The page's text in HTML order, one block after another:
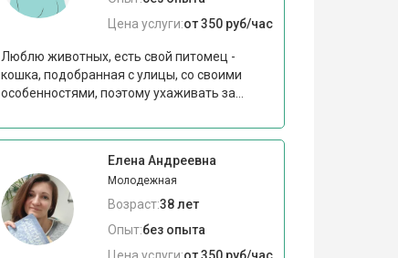
Цена услуги:от 350 руб/час
Люблю животных, есть свой питомец -
кошка, подобранная с улицы, со своими
особенностями, поэтому ухаживать за...
Елена Андреевна
Молодежная
Возраст:38 лет
Опыт:без опыта
Цена услуги:от 350 руб/час